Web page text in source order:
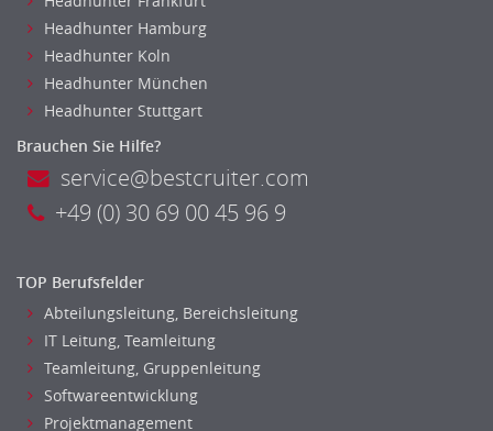
Headhunter Hamburg
Headhunter Koln
Headhunter München
Headhunter Stuttgart
Brauchen Sie Hilfe?
service@bestcruiter.com
+49 (0) 30 69 00 45 96 9
TOP Berufsfelder
Abteilungsleitung, Bereichsleitung
IT Leitung, Teamleitung
Teamleitung, Gruppenleitung
Softwareentwicklung
Projektmanagement